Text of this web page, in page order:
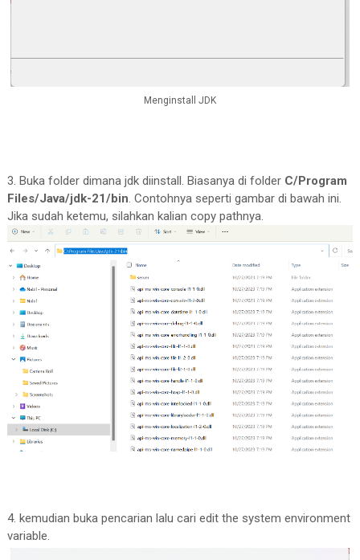
Menginstall JDK
3. Buka folder dimana jdk diinstall. Biasanya di folder C/Program
Files/Java/jdk-21/bin. Contohnya seperti gambar di bawah ini.
Jika sudah ketemu, silahkan kalian copy pathnya.
4. kemudian buka pencarian lalu cari edit the system environment
variable.